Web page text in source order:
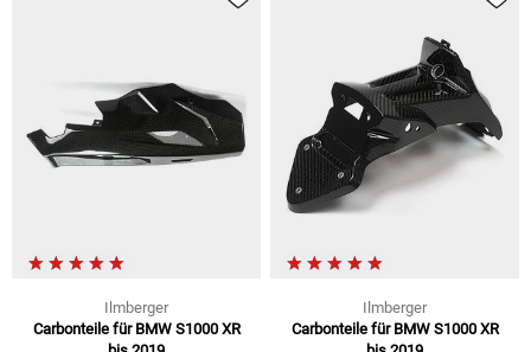
Ilmberger
Carbonteile für BMW S1000 XR
Ilmberger
Carbonteile für BMW S1000 XR